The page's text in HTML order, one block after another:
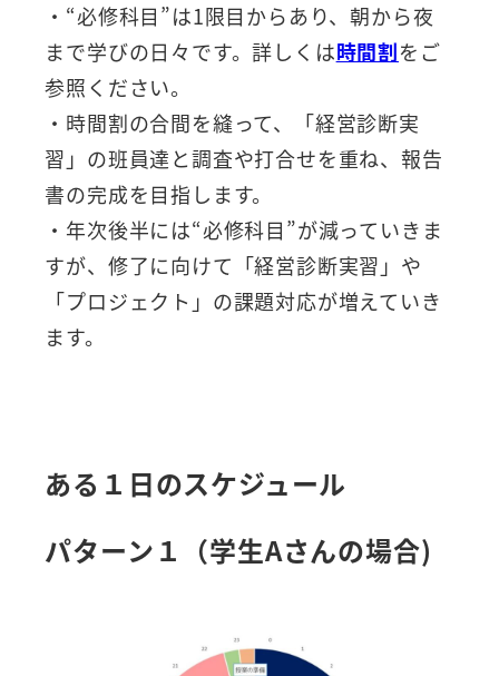
・“必修科目”は1限目からあり、朝から夜
まで学びの日々です。詳しくは時間割をご
参照ください。
・時間割の合間を縫って、「経営診断実
習」の班員達と調査や打合せを重ね、報告
書の完成を目指します。
・年次後半には“必修科目”が減っていきま
すが、修了に向けて「経営診断実習」や
「プロジェクト」の課題対応が増えていき
ます。
ある１日のスケジュール
パターン１（学生Aさんの場合)